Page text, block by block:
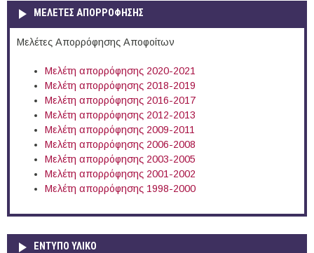
ΜΕΛΕΤΕΣ ΑΠΟΡΡΟΦΗΣΗΣ
Μελέτες Απορρόφησης Αποφοίτων
Μελέτη απορρόφησης 2020-2021
Μελέτη απορρόφησης 2018-2019
Μελέτη απορρόφησης 2016-2017
Μελέτη απορρόφησης 2012-2013
Μελέτη απορρόφησης 2009-2011
Μελέτη απορρόφησης 2006-2008
Μελέτη απορρόφησης 2003-2005
Μελέτη απορρόφησης 2001-2002
Μελέτη απορρόφησης 1998-2000
ΕΝΤΥΠΟ ΥΛΙΚΟ